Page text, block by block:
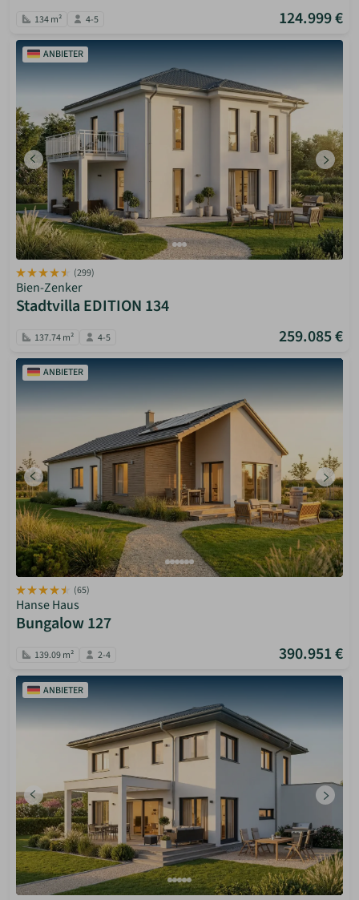
134 m² 4-5 124.999 €
ANBIETER
(299)
Bien-Zenker
Stadtvilla EDITION 134
137.74 m² 4-5 259.085 €
ANBIETER
(65)
Hanse Haus
Bungalow 127
139.09 m² 2-4 390.951 €
ANBIETER